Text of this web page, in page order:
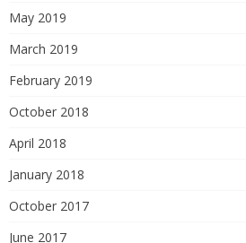
May 2019
March 2019
February 2019
October 2018
April 2018
January 2018
October 2017
June 2017